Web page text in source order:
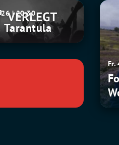
| 20:30
Foy
The
Tour
Fr.